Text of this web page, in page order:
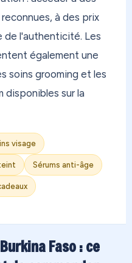
à des prix
de l'authenticité. Les
également une
soins grooming et les
disponibles sur la
visage
Sérums anti-âge
Faso : ce